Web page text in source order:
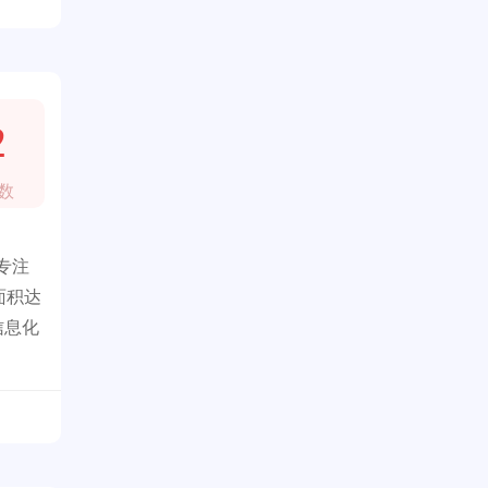
注
积达
息化